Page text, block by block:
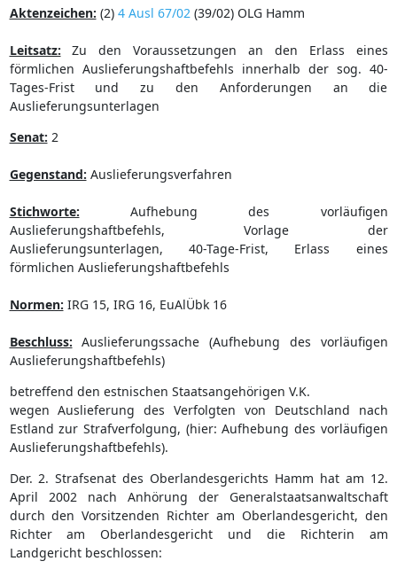
Aktenzeichen: (2) 4 Ausl 67/02 (39/02) OLG Hamm
Leitsatz: Zu den Voraussetzungen an den Erlass eines
förmlichen Auslieferungshaftbefehls innerhalb der sog. 40-
Tages-Frist und zu den Anforderungen an die
Auslieferungsunterlagen
Senat: 2
Gegenstand: Auslieferungsverfahren
Stichworte: Aufhebung des vorläufigen
Auslieferungshaftbefehls, Vorlage der
Auslieferungsunterlagen, 40-Tage-Frist, Erlass eines
förmlichen Auslieferungshaftbefehls
Normen: IRG 15, IRG 16, EuAlÜbk 16
Beschluss: Auslieferungssache (Aufhebung des vorläufigen
Auslieferungshaftbefehls)
betreffend den estnischen Staatsangehörigen V.K.
wegen Auslieferung des Verfolgten von Deutschland nach
Estland zur Strafverfolgung, (hier: Aufhebung des vorläufigen
Auslieferungshaftbefehls).
Der. 2. Strafsenat des Oberlandesgerichts Hamm hat am 12.
April 2002 nach Anhörung der Generalstaatsanwaltschaft
durch den Vorsitzenden Richter am Oberlandesgericht, den
Richter am Oberlandesgericht und die Richterin am
Landgericht beschlossen: